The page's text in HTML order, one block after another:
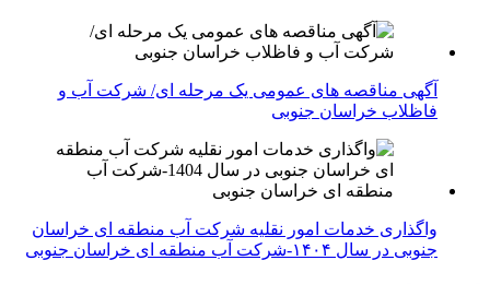
آگهی مناقصه های عمومی یک مرحله ای/ شرکت آب و
فاظلاب خراسان جنوبی
واگذاری خدمات امور نقلیه شرکت آب منطقه ای خراسان
جنوبی در سال ۱۴۰۴-شرکت آب منطقه ای خراسان جنوبی